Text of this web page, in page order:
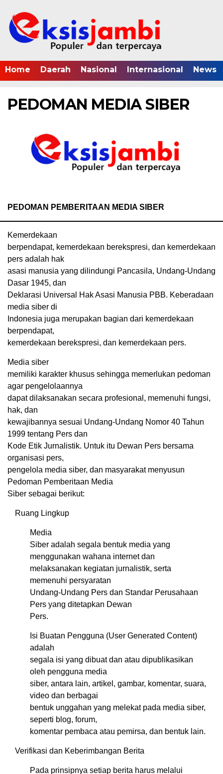
Home Daerah Nasional Internasional News
PEDOMAN MEDIA SIBER
PEDOMAN PEMBERITAAN MEDIA SIBER
Kemerdekaan
berpendapat, kemerdekaan berekspresi, dan kemerdekaan
pers adalah hak
asasi manusia yang dilindungi Pancasila, Undang-Undang
Dasar 1945, dan
Deklarasi Universal Hak Asasi Manusia PBB. Keberadaan
media siber di
Indonesia juga merupakan bagian dari kemerdekaan
berpendapat,
kemerdekaan berekspresi, dan kemerdekaan pers.
Media siber
memiliki karakter khusus sehingga memerlukan pedoman
agar pengelolaannya
dapat dilaksanakan secara profesional, memenuhi fungsi,
hak, dan
kewajibannya sesuai Undang-Undang Nomor 40 Tahun
1999 tentang Pers dan
Kode Etik Jurnalistik. Untuk itu Dewan Pers bersama
organisasi pers,
pengelola media siber, dan masyarakat menyusun
Pedoman Pemberitaan Media
Siber sebagai berikut:
Ruang Lingkup
Media
Siber adalah segala bentuk media yang
menggunakan wahana internet dan
melaksanakan kegiatan jurnalistik, serta
memenuhi persyaratan
Undang-Undang Pers dan Standar Perusahaan
Pers yang ditetapkan Dewan
Pers.
Isi Buatan Pengguna (User Generated Content)
adalah
segala isi yang dibuat dan atau dipublikasikan
oleh pengguna media
siber, antara lain, artikel, gambar, komentar, suara,
video dan berbagai
bentuk unggahan yang melekat pada media siber,
seperti blog, forum,
komentar pembaca atau pemirsa, dan bentuk lain.
Verifikasi dan Keberimbangan Berita
Pada prinsipnya setiap berita harus melalui